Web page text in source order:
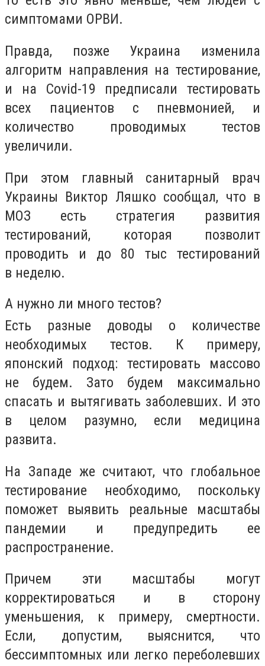
симптомами ОРВИ.
Правда, позже Украина изменила
алгоритм направления на тестирование,
и на Covid-19 предписали тестировать
всех пациентов с пневмонией, и
количество проводимых тестов
увеличили.
При этом главный санитарный врач
Украины Виктор Ляшко сообщал, что в
МОЗ есть стратегия развития
тестирований, которая позволит
проводить и до 80 тыс тестирований
в неделю.
А нужно ли много тестов?
Есть разные доводы о количестве
необходимых тестов. К примеру,
японский подход: тестировать массово
не будем. Зато будем максимально
спасать и вытягивать заболевших. И это
в целом разумно, если медицина
развита.
На Западе же считают, что глобальное
тестирование необходимо, поскольку
поможет выявить реальные масштабы
пандемии и предупредить ее
распространение.
Причем эти масштабы могут
корректироваться и в сторону
уменьшения, к примеру, смертности.
Если, допустим, выяснится, что
бессимптомных или легко переболевших